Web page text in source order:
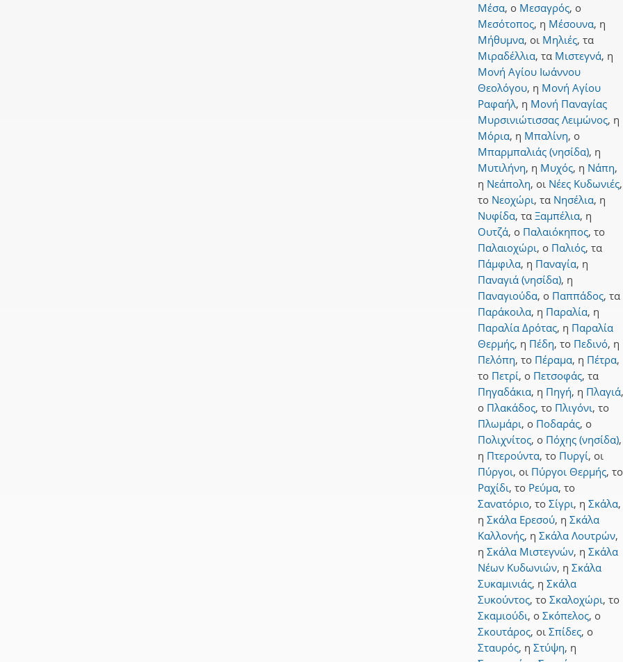
Μέσα, ο Μεσαγρός, ο
Μεσότοπος, η Μέσουνα, η
Μήθυμνα, οι Μηλιές, τα
Μιραδέλλια, τα Μιστεγνά, η
Μονή Αγίου Ιωάννου
Θεολόγου, η Μονή Αγίου
Ραφαήλ, η Μονή Παναγίας
Μυρσινιώτισσας Λειμώνος, η
Μόρια, η Μπαλίνη, ο
Μπαρμπαλιάς (νησίδα), η
Μυτιλήνη, η Μυχός, η Νάπη,
η Νεάπολη, οι Νέες Κυδωνιές,
το Νεοχώρι, τα Νησέλια, η
Νυφίδα, τα Ξαμπέλια, η
Ουτζά, ο Παλαιόκηπος, το
Παλαιοχώρι, ο Παλιός, τα
Πάμφιλα, η Παναγία, η
Παναγιά (νησίδα), η
Παναγιούδα, ο Παππάδος, τα
Παράκοιλα, η Παραλία, η
Παραλία Δρότας, η Παραλία
Θερμής, η Πέδη, το Πεδινό, η
Πελόπη, το Πέραμα, η Πέτρα,
το Πετρί, ο Πετσοφάς, τα
Πηγαδάκια, η Πηγή, η Πλαγιά,
ο Πλακάδος, το Πλιγόνι, το
Πλωμάρι, ο Ποδαράς, ο
Πολιχνίτος, ο Πόχης (νησίδα),
η Πτερούντα, το Πυργί, οι
Πύργοι, οι Πύργοι Θερμής, το
Ραχίδι, το Ρεύμα, το
Σανατόριο, το Σίγρι, η Σκάλα,
η Σκάλα Ερεσού, η Σκάλα
Καλλονής, η Σκάλα Λουτρών,
η Σκάλα Μιστεγνών, η Σκάλα
Νέων Κυδωνιών, η Σκάλα
Συκαμινιάς, η Σκάλα
Συκούντος, το Σκαλοχώρι, το
Σκαμιούδι, ο Σκόπελος, ο
Σκουτάρος, οι Σπίδες, ο
Σταυρός, η Στύψη, η